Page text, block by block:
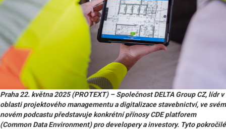
Praha 22. května 2025 (PROTEXT) – Společnost DELTA Group CZ, lídr v
oblasti projektového managementu a digitalizace stavebnictví, ve svém
novém podcastu představuje konkrétní přínosy CDE platforem
(Common Data Environment) pro developery a investory. Tyto pokročilé